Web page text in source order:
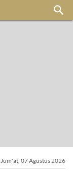

Jum'at, 07 Agustus 2026